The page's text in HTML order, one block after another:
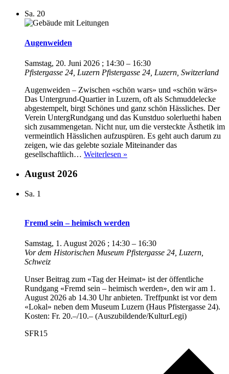
Sa. 20
Augenweiden
Samstag, 20. Juni 2026 ; 14:30 – 16:30
Pfistergasse 24, Luzern Pfistergasse 24, Luzern, Switzerland
Augenweiden – Zwischen «schön wars» und «schön wärs»
Das Untergrund-Quartier in Luzern, oft als Schmuddelecke
abgestempelt, birgt Schönes und ganz schön Hässliches. Der
Verein UntergRundgang und das Kunstduo solerluethi haben
sich zusammengetan. Nicht nur, um die versteckte Ästhetik im
vermeintlich Hässlichen aufzuspüren. Es geht auch darum zu
zeigen, wie das gelebte soziale Miteinander das
gesellschaftlich… Weiterlesen »
August 2026
Sa. 1
Fremd sein – heimisch werden
Samstag, 1. August 2026 ; 14:30 – 16:30
Vor dem Historischen Museum Pfistergasse 24, Luzern,
Schweiz
Unser Beitrag zum «Tag der Heimat» ist der öffentliche
Rundgang «Fremd sein – heimisch werden», den wir am 1.
August 2026 ab 14.30 Uhr anbieten. Treffpunkt ist vor dem
«Lokal» neben dem Museum Luzern (Haus Pfistergasse 24).
Kosten: Fr. 20.–/10.– (Auszubildende/KulturLegi)
SFR15